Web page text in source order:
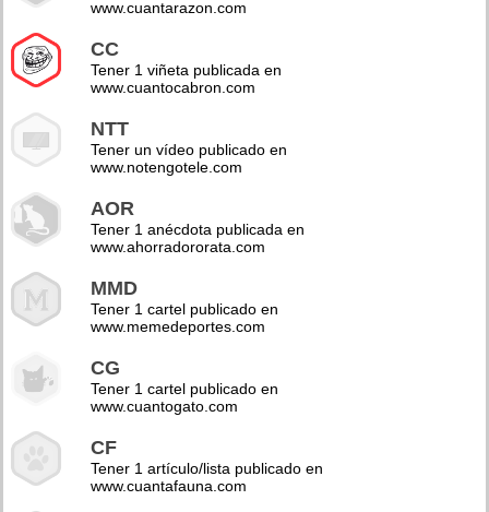
www.cuantarazon.com
CC
Tener 1 viñeta publicada en
www.cuantocabron.com
NTT
Tener un vídeo publicado en
www.notengotele.com
AOR
Tener 1 anécdota publicada en
www.ahorradororata.com
MMD
Tener 1 cartel publicado en
www.memedeportes.com
CG
Tener 1 cartel publicado en
www.cuantogato.com
CF
Tener 1 artículo/lista publicado en
www.cuantafauna.com